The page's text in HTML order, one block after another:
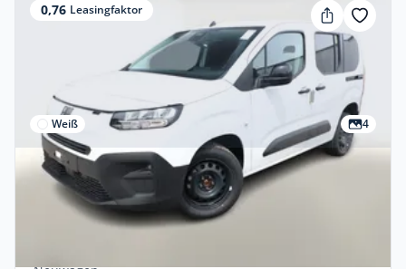
0,76 Leasingfaktor
Weiß 4
Privat & Gewerbe
Fiat Doblo Kombi N1 Klimaaut PrivG LED
3xIso CarP Tem Leasing privat